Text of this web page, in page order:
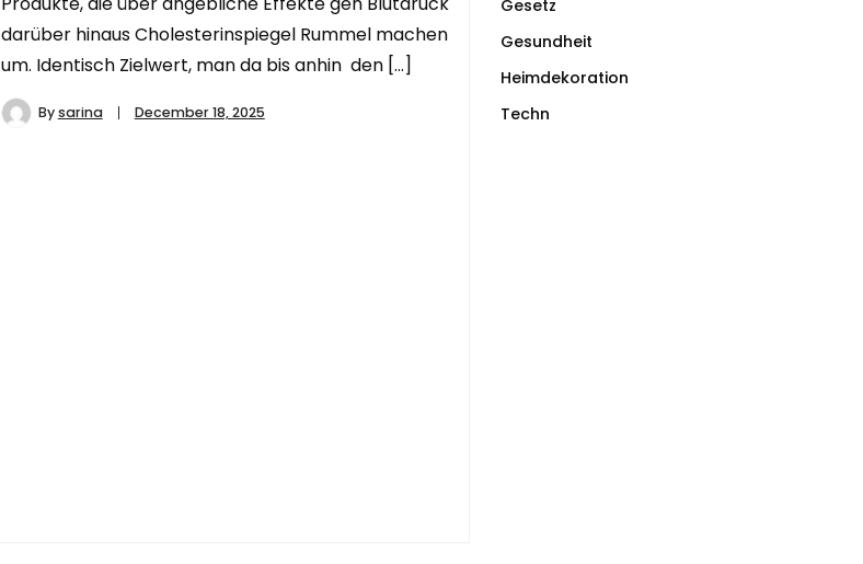
darüber hinaus Cholesterinspiegel Rummel machen
um. Identisch Zielwert, man da bis anhin den […]
Bysarina December 18, 2025
Gesetz
Gesundheit
Heimdekoration
Techn